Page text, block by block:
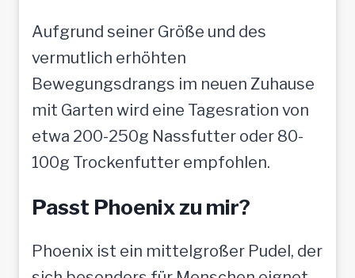
Aufgrund seiner Größe und des
vermutlich erhöhten
Bewegungsdrangs im neuen Zuhause
mit Garten wird eine Tagesration von
etwa 200-250g Nassfutter oder 80-
100g Trockenfutter empfohlen.
Passt Phoenix zu mir?
Phoenix ist ein mittelgroßer Pudel, der